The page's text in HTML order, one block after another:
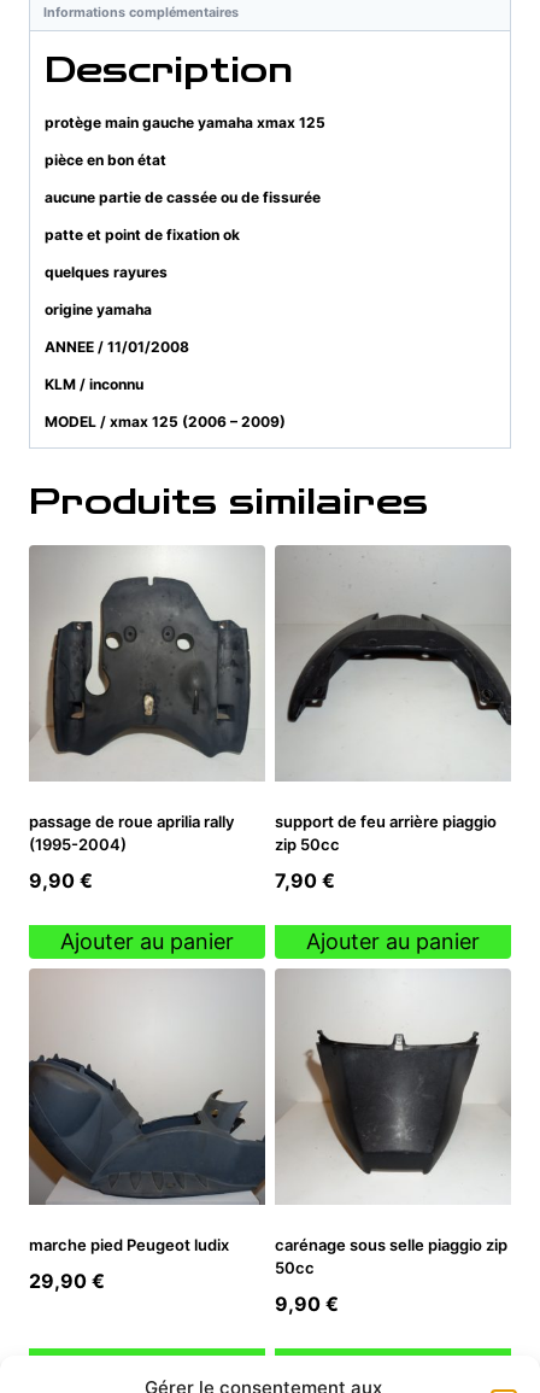
Gérer le consentement aux
Informations complémentaires
Description
protège main gauche yamaha xmax 125
pièce en bon état
aucune partie de cassée ou de fissurée
patte et point de fixation ok
quelques rayures
origine yamaha
ANNEE / 11/01/2008
KLM / inconnu
MODEL / xmax 125 (2006 – 2009)
Produits similaires
passage de roue aprilia rally
(1995-2004)
9,90 €
Ajouter au panier
support de feu arrière piaggio
zip 50cc
7,90 €
Ajouter au panier
marche pied Peugeot ludix
29,90 €
carénage sous selle piaggio zip
50cc
9,90 €